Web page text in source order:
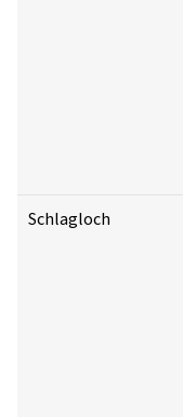
Schlagloch